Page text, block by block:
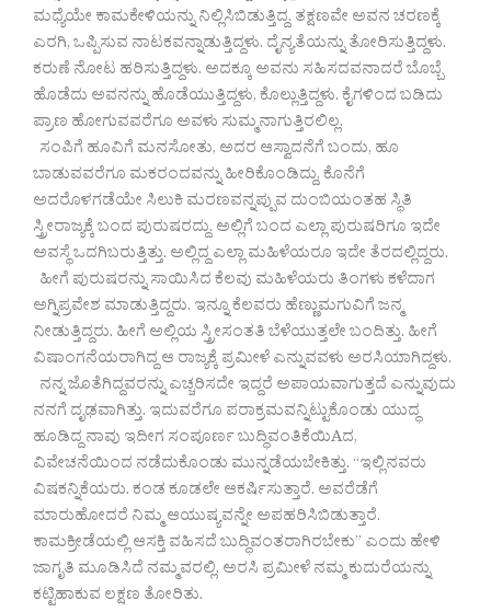
ಮಧ್ಯೆಯೇ ಕಾಮಕೇಳಿಯನ್ನು ನಿಲ್ಲಿಸಿಬಿಡುತ್ತಿದ್ದ. ತಕ್ಷಣವೇ ಅವನ ಚರಣಕ್ಕೆ
ಎರಗಿ, ಒಪ್ಪಿಸುವ ನಾಟಕವನ್ನಾಡುತ್ತಿದ್ದಳು. ದೈನ್ಯತೆಯನ್ನು ತೋರಿಸುತ್ತಿದ್ದಳು.
ಕರುಣೆ ನೋಟ ಹರಿಸುತ್ತಿದ್ದಳು. ಅದಕ್ಕೂ ಅವನು ಸಹಿಸದವನಾದರೆ ಬೊಬ್ಬೆ
ಹೊಡೆದು ಅವನನ್ನು ಹೊಡೆಯುತ್ತಿದ್ದಳು, ಕೊಲ್ಲುತ್ತಿದ್ದಳು. ಕೈಗಳಿಂದ ಬಡಿದು
ಪ್ರಾಣ ಹೋಗುವವರೆಗೂ ಅವಳು ಸುಮ್ಮನಾಗುತ್ತಿರಲಿಲ್ಲ.
ಸಂಪಿಗೆ ಹೂವಿಗೆ ಮನಸೋತು, ಅದರ ಆಸ್ವಾದನೆಗೆ ಬಂದು, ಹೂ
ಬಾಡುವವರೆಗೂ ಮಕರಂದವನ್ನು ಹೀರಿಕೊಂಡಿದ್ದು, ಕೊನೆಗೆ
ಅದರೊಳಗಡೆಯೇ ಸಿಲುಕಿ ಮರಣವನ್ನಪ್ಪುವ ದುಂಬಿಯಂತಹ ಸ್ಥಿತಿ
ಸ್ತ್ರೀರಾಜ್ಯಕ್ಕೆ ಬಂದ ಪುರುಷರದ್ದು. ಅಲ್ಲಿಗೆ ಬಂದ ಎಲ್ಲಾ ಪುರುಷರಿಗೂ ಇದೇ
ಅವಸ್ಥೆ ಒದಗಿಬರುತ್ತಿತ್ತು. ಅಲ್ಲಿದ್ದ ಎಲ್ಲಾ ಮಹಿಳೆಯರೂ ಇದೇ ತೆರದಲ್ಲಿದ್ದರು.
ಹೀಗೆ ಪುರುಷರನ್ನು ಸಾಯಿಸಿದ ಕೆಲವು ಮಹಿಳೆಯರು ತಿಂಗಳು ಕಳೆದಾಗ
ಅಗ್ನಿಪ್ರವೇಶ ಮಾಡುತ್ತಿದ್ದರು. ಇನ್ನೂ ಕೆಲವರು ಹೆಣ್ಣುಮಗುವಿಗೆ ಜನ್ಮ
ನೀಡುತ್ತಿದ್ದರು. ಹೀಗೆ ಅಲ್ಲಿಯ ಸ್ತ್ರೀಸಂತತಿ ಬೆಳೆಯುತ್ತಲೇ ಬಂದಿತ್ತು. ಹೀಗೆ
ವಿಷಾಂಗನೆಯರಾಗಿದ್ದ ಆ ರಾಜ್ಯಕ್ಕೆ ಪ್ರಮೀಳೆ ಎನ್ನುವವಳು ಅರಸಿಯಾಗಿದ್ದಳು.
ನನ್ನ ಜೊತೆಗಿದ್ದವರನ್ನು ಎಚ್ಚರಿಸದೇ ಇದ್ದರೆ ಅಪಾಯವಾಗುತ್ತದೆ ಎನ್ನುವುದು
ನನಗೆ ದೃಢವಾಗಿತ್ತು. ಇದುವರೆಗೂ ಪರಾಕ್ರಮವನ್ನಿಟ್ಟುಕೊಂಡು ಯುದ್ಧ
ಹೂಡಿದ್ದ ನಾವು ಇದೀಗ ಸಂಪೂರ್ಣ ಬುದ್ಧಿವಂತಿಕೆಯಿAದ,
ವಿವೇಚನೆಯಿಂದ ನಡೆದುಕೊಂಡು ಮುನ್ನಡೆಯಬೇಕಿತ್ತು. “ಇಲ್ಲಿನವರು
ವಿಷಕನ್ನಿಕೆಯರು. ಕಂಡ ಕೂಡಲೇ ಆಕರ್ಷಿಸುತ್ತಾರೆ. ಅವರೆಡೆಗೆ
ಮಾರುಹೋದರೆ ನಿಮ್ಮ ಆಯುಷ್ಯವನ್ನೇ ಅಪಹರಿಸಿಬಿಡುತ್ತಾರೆ.
ಕಾಮಕ್ರೀಡೆಯಲ್ಲಿ ಆಸಕ್ತಿ ವಹಿಸದೆ ಬುದ್ಧಿವಂತರಾಗಿರಬೇಕು” ಎಂದು ಹೇಳಿ
ಜಾಗೃತಿ ಮೂಡಿಸಿದೆ ನಮ್ಮವರಲ್ಲಿ. ಅರಸಿ ಪ್ರಮೀಳೆ ನಮ್ಮ ಕುದುರೆಯನ್ನು
ಕಟ್ಟಿಹಾಕುವ ಲಕ್ಷಣ ತೋರಿತು.